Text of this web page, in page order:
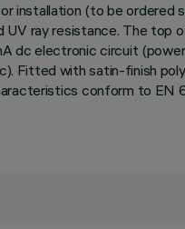
installation (to be ordered
ray resistance. The top
dc electronic circuit
Fitted with satin-finish
conform to EN